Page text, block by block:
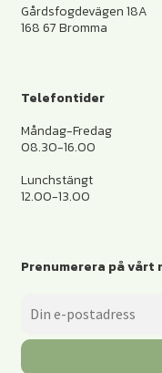
Gårdsfogdevägen 18A
168 67 Bromma
Telefontider
Måndag-Fredag
08.30-16.00
Lunchstängt
12.00-13.00
Prenumerera på vårt